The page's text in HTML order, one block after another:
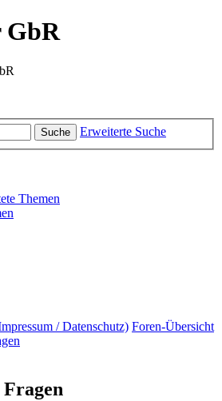
GbR
Suche Erweiterte Suche
Themen
/ Datenschutz) Foren-Übersicht